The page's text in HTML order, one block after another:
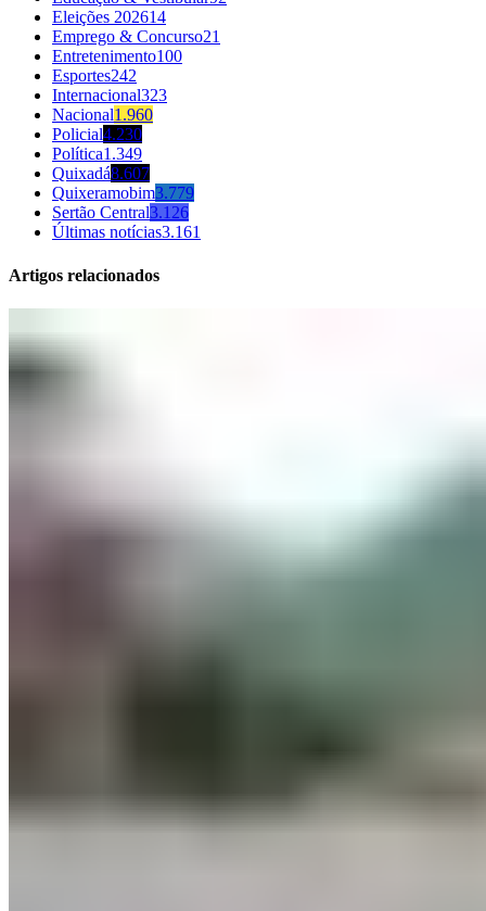
Eleições 202614
Emprego & Concurso21
Entretenimento100
Esportes242
Internacional323
Nacional1.960
Policial4.230
Política1.349
Quixadá8.607
Quixeramobim3.779
Sertão Central3.126
Últimas notícias3.161
Artigos relacionados